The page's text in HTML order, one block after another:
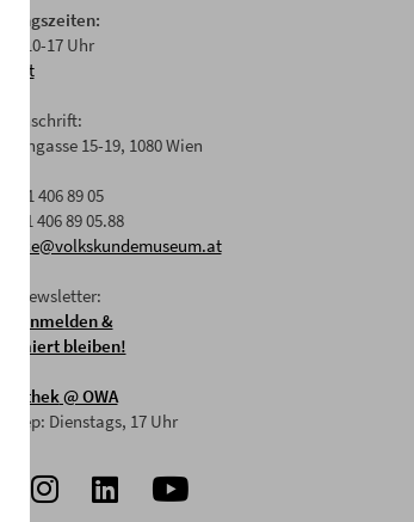
Fr: 10-17 Uhr
15-19, 1080 Wien
+43 1 406 89 05
+43 1 406 89 05.88
office@volkskundemuseum.at
Newsletter:
anmelden &
bleiben!
@ OWA
Sep: Dienstags, 17 Uhr